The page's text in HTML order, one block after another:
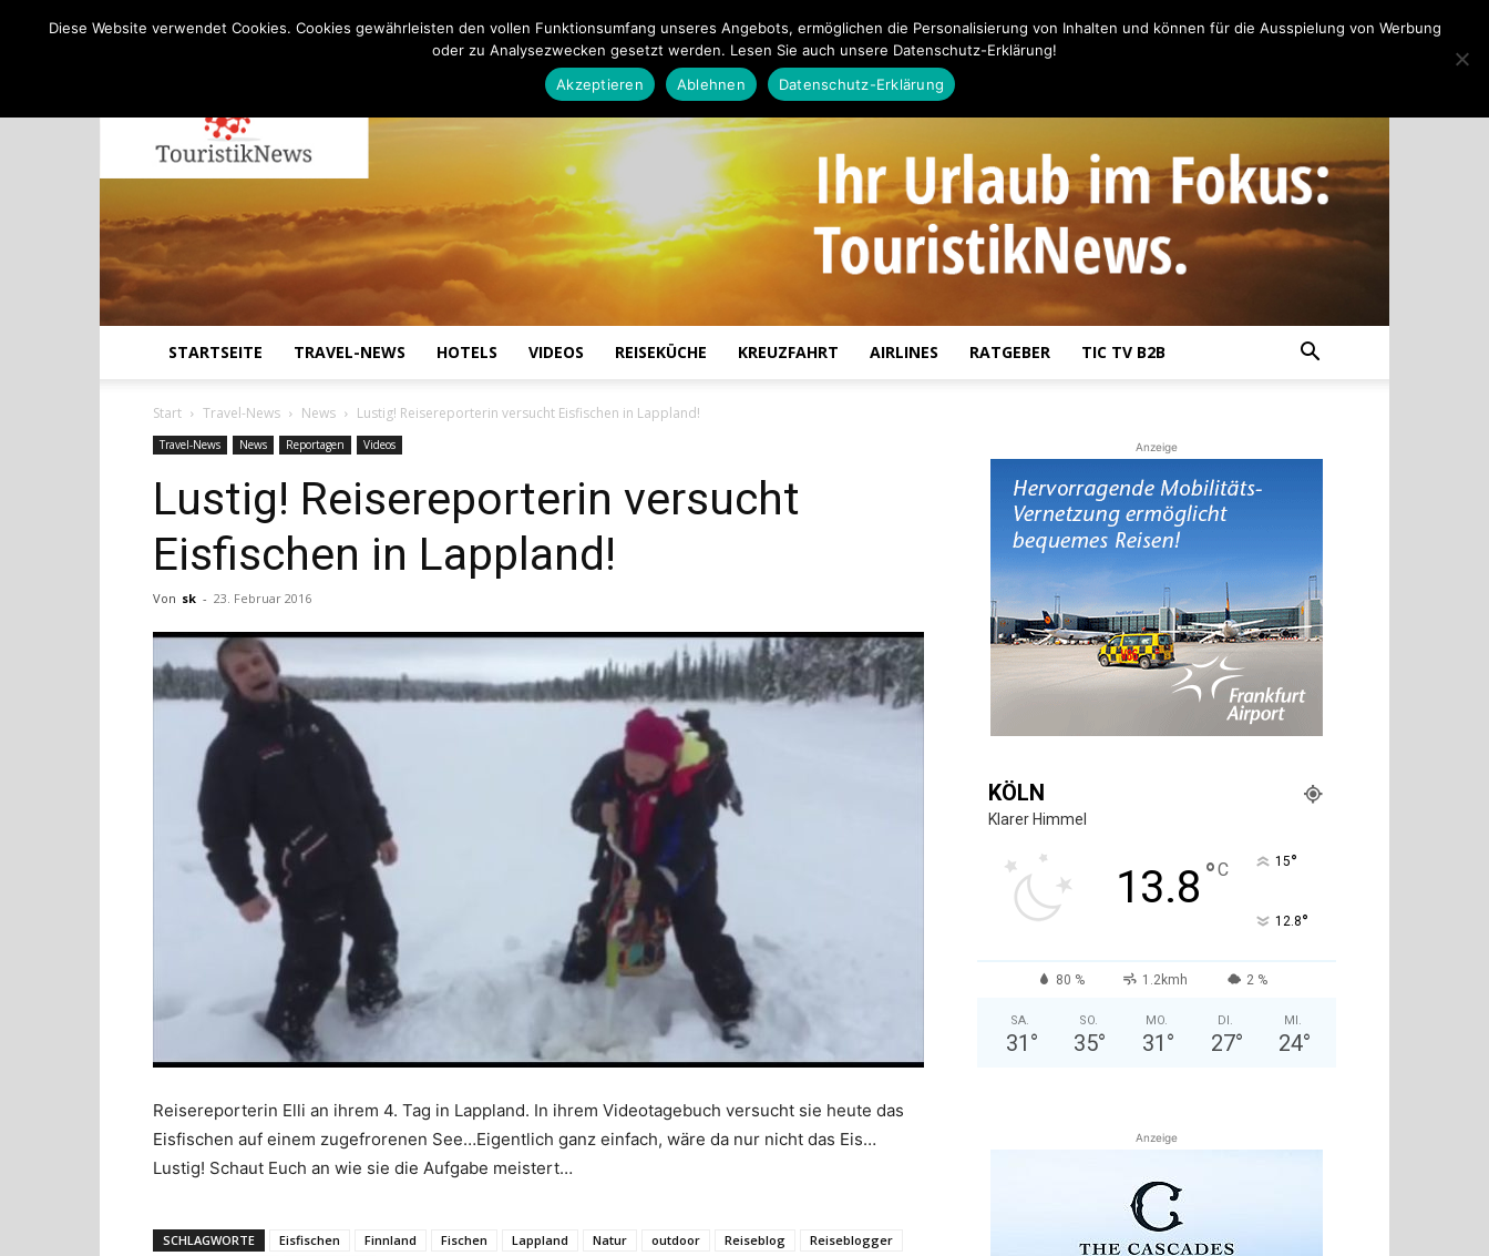
Touristiknews
Reiseempfehlungen.
STARTSEITE TRAVEL-NEWS HOTELS VIDEOS REISEKÜCHE KREUZFAHRT AIRLINES RATGEBER TIC TV B2B
Start Travel-News News Lustig! Reisereporterin versucht Eisfischen in Lappland!
Travel-News News Reportagen Videos
Lustig! Reisereporterin versucht
Eisfischen in Lappland!
Von sk - 23. Februar 2016
Reisereporterin Elli an ihrem 4. Tag in Lappland. In ihrem Videotagebuch versucht sie heute das
Eisfischen auf einem zugefrorenen See…Eigentlich ganz einfach, wäre da nur nicht das Eis…
Lustig! Schaut Euch an wie sie die Aufgabe meistert…
SCHLAGWORTE Eisfischen Finnland Fischen Lappland Natur outdoor Reiseblog
Reiseblogger
Anzeige
KÖLN
Klarer Himmel
13.8 °C 15°
12.8°
80 % 1.2kmh 2 %
SA.
31 °
SO.
35°
MO.
31 °
DI.
27°
MI.
24°
Anzeige
Diese Website verwendet Cookies. Cookies gewährleisten den vollen Funktionsumfang unseres Angebots, ermöglichen die Personalisierung von Inhalten und können für die Ausspielung von Werbung
oder zu Analysezwecken gesetzt werden. Lesen Sie auch unsere Datenschutz-Erklärung!
Akzeptieren
Ablehnen Datenschutz-Erklärung